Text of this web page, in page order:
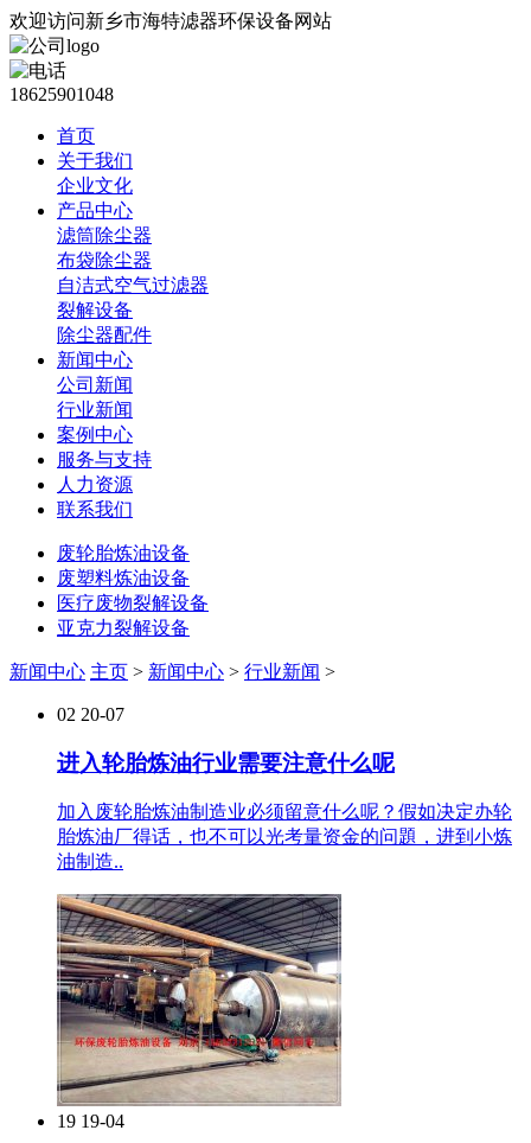
欢迎访问新乡市海特滤器环保设备网站
18625901048
首页
关于我们
企业文化
产品中心
滤筒除尘器
布袋除尘器
自洁式空气过滤器
裂解设备
除尘器配件
新闻中心
公司新闻
行业新闻
案例中心
服务与支持
人力资源
联系我们
废轮胎炼油设备
废塑料炼油设备
医疗废物裂解设备
亚克力裂解设备
新闻中心 主页 > 新闻中心 > 行业新闻 >
02 20-07
进入轮胎炼油行业需要注意什么呢
加入废轮胎炼油制造业必须留意什么呢？假如决定办轮
胎炼油厂得话，也不可以光考量资金的问題，进到小炼
油制造..
19 19-04